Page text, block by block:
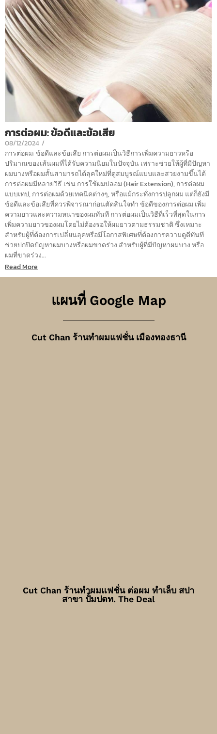
การต่อผม: ข้อดีและข้อเสีย
08/12/2024 /
การต่อผม: ข้อดีและข้อเสีย การต่อผมเป็นวิธีการเพิ่มความยาวหรือ
ปริมาณของเส้นผมที่ได้รับความนิยมในปัจจุบัน เพราะช่วยให้ผู้ที่มีปัญหา
ผมบางหรือผมสั้นสามารถได้ลุคใหม่ที่ดูสมบูรณ์แบบและสวยงามขึ้นได้
การต่อผมมีหลายวิธี เช่น การใช้ผมปลอม (Hair Extension), การต่อผม
แบบเทป, การต่อผมด้วยเทคนิคต่างๆ, หรือแม้กระทั่งการปลูกผม แต่ก็ยังมี
ข้อดีและข้อเสียที่ควรพิจารณาก่อนตัดสินใจทำ ข้อดีของการต่อผม เพิ่ม
ความยาวและความหนาของผมทันที การต่อผมเป็นวิธีที่เร็วที่สุดในการ
เพิ่มความยาวของผมโดยไม่ต้องรอให้ผมยาวตามธรรมชาติ ซึ่งเหมาะ
สำหรับผู้ที่ต้องการเปลี่ยนลุคหรือมีโอกาสพิเศษที่ต้องการความดูดีทันที
ช่วยปกปิดปัญหาผมบางหรือผมขาดร่วง สำหรับผู้ที่มีปัญหาผมบาง หรือ
ผมที่ขาดร่วง...
Read More
แผนที่ Google Map
Cut Chan ร้านทำผมแฟชั่น เมืองทองธานี
Cut Chan ร้านทำผมแฟชั่น ต่อผม ทำเล็บ สปา
สาขา ปั้มปตท. The Deal